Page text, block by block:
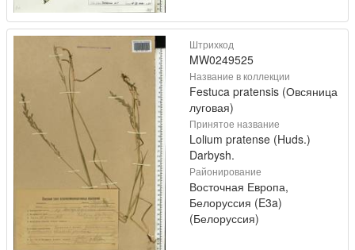
Штрихкод
MW0249525
Название в коллекции
Festuca pratensis (Овсяница
луговая)
Принятое название
Lolium pratense (Huds.)
Darbysh.
Районирование
Восточная Европа,
Белоруссия (E3a)
(Белоруссия)